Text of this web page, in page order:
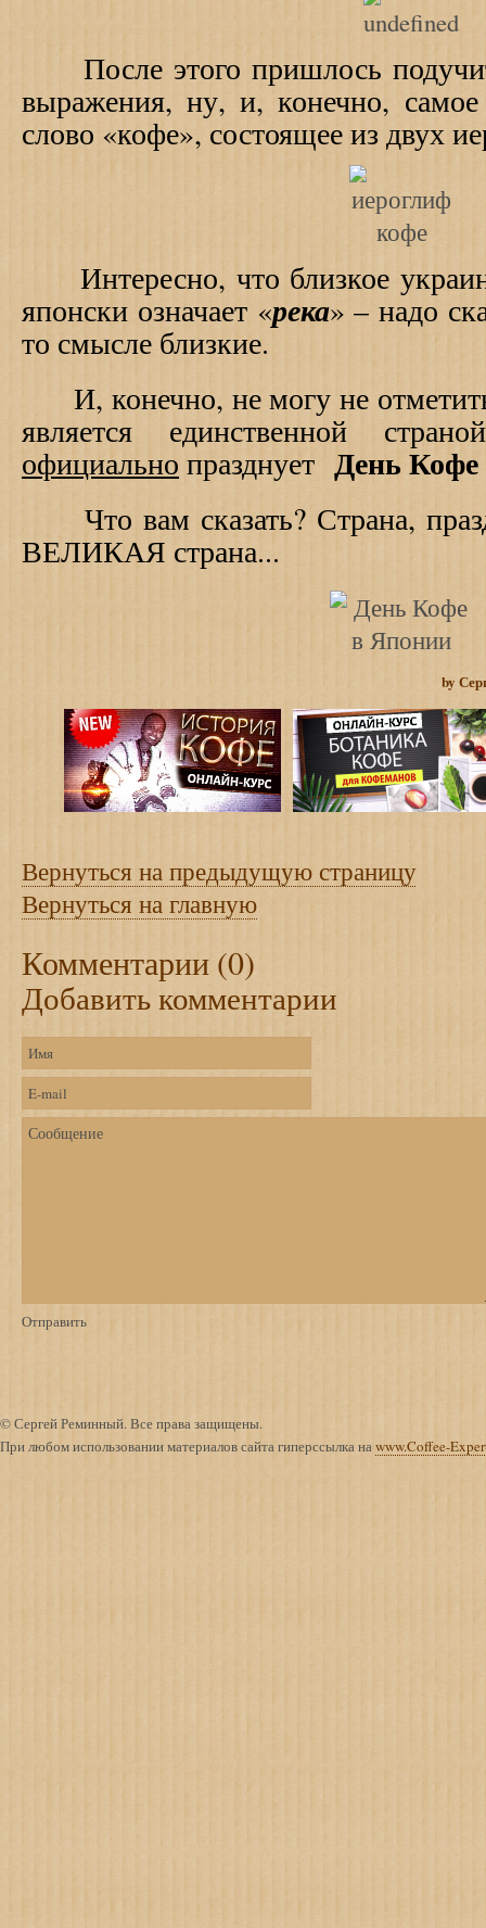
После этого пришлось
выражения, ну, и, конечно,
слово «кофе», состоящее из двух
Интересно, что близкое
японски означает «река» – надо
то смысле близкие.
И, конечно, не могу не
является единственной
официально празднует День Кофе
Что вам сказать? Страна,
ВЕЛИКАЯ страна...
by
Вернуться на предыдущую страницу
Вернуться на главную
Комментарии (0)
Добавить комментарии
© Сергей Реминный. Все права защищены.
При любом использовании материалов сайта гиперссылка наwww.Coffee-